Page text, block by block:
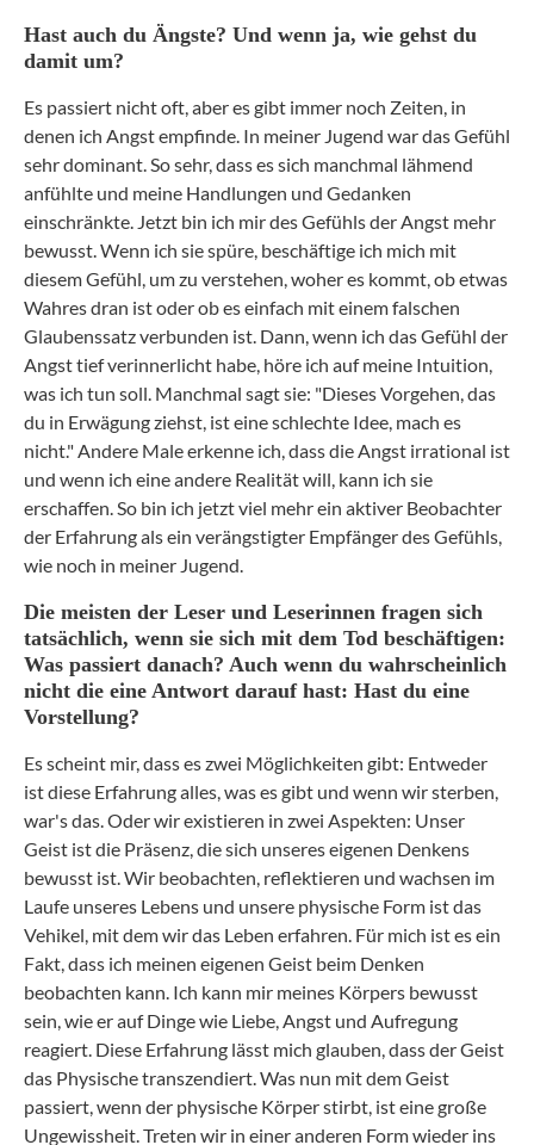
Hast auch du Ängste? Und wenn ja, wie gehst du
damit um?
Es passiert nicht oft, aber es gibt immer noch Zeiten, in
denen ich Angst empfinde. In meiner Jugend war das Gefühl
sehr dominant. So sehr, dass es sich manchmal lähmend
anfühlte und meine Handlungen und Gedanken
einschränkte. Jetzt bin ich mir des Gefühls der Angst mehr
bewusst. Wenn ich sie spüre, beschäftige ich mich mit
diesem Gefühl, um zu verstehen, woher es kommt, ob etwas
Wahres dran ist oder ob es einfach mit einem falschen
Glaubenssatz verbunden ist. Dann, wenn ich das Gefühl der
Angst tief verinnerlicht habe, höre ich auf meine Intuition,
was ich tun soll. Manchmal sagt sie: "Dieses Vorgehen, das
du in Erwägung ziehst, ist eine schlechte Idee, mach es
nicht." Andere Male erkenne ich, dass die Angst irrational ist
und wenn ich eine andere Realität will, kann ich sie
erschaffen. So bin ich jetzt viel mehr ein aktiver Beobachter
der Erfahrung als ein verängstigter Empfänger des Gefühls,
wie noch in meiner Jugend.
Die meisten der Leser und Leserinnen fragen sich
tatsächlich, wenn sie sich mit dem Tod beschäftigen:
Was passiert danach? Auch wenn du wahrscheinlich
nicht die eine Antwort darauf hast: Hast du eine
Vorstellung?
Es scheint mir, dass es zwei Möglichkeiten gibt: Entweder
ist diese Erfahrung alles, was es gibt und wenn wirsterben,
war'sdas. Oderwirexistieren in zwei Aspekten: Unser
Geist ist die Präsenz, die sich unseres eigenen Denkens
bewusst ist. Wir beobachten, reflektieren und wachsen im
Laufe unseres Lebens und unsere physische Form ist das
Vehikel, mit dem wir das Leben erfahren. Für mich ist es ein
Fakt, dass ich meinen eigenen Geist beim Denken
beobachten kann. Ich kann mir meines Körpers bewusst
sein, wie er auf Dinge wie Liebe, Angst und Aufregung
reagiert. Diese Erfahrung lässt mich glauben, dass der Geist
das Physische transzendiert. Was nun mit dem Geist
passiert, wenn der physische Körper stirbt, ist eine große
Ungewissheit. Treten wir in einer anderen Form wieder ins